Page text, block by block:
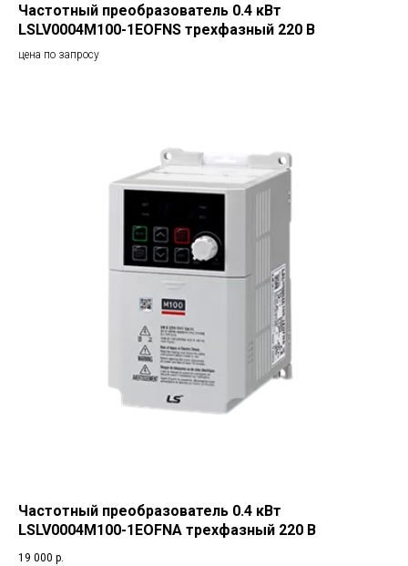
Частотный преобразователь 0.4 кВт
LSLV0004M100-1EOFNS трехфазный 220 В
цена по запросу
Частотный преобразователь 0.4 кВт
LSLV0004M100-1EOFNA трехфазный 220 В
19 000 р.